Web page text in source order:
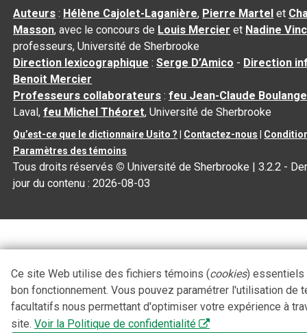
Auteurs : Hélène Cajolet-Laganière, Pierre Martel et
Masson, avec le concours de Louis Mercier et Nadine
professeurs, Université de Sherbrooke
Direction lexicographique :Serge D’Amico - Direction
Benoit Mercier
Professeurs collaborateurs :feu Jean-Claude
Laval,feu Michel Théoret, Université de Sherbrooke
Qu’est-ce que le dictionnaire Usito ? Contactez-nous
Paramètres des témoins
Tous droits réservés © Université de Sherbrooke |3.2.2 -
jour du contenu :2026-08-03
Ce site Web utilise des fichiers témoins (cookies) essentiels
bon fonctionnement. Vous pouvez paramétrer l'utilisation de
facultatifs nous permettant d'optimiser votre expérience à
site. Voir la Politique de confidentialité